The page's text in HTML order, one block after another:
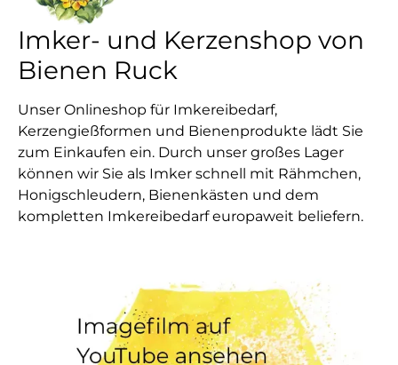
Imker- und Kerzenshop von
Bienen Ruck
Unser Onlineshop für Imkereibedarf,
Kerzengießformen und Bienenprodukte lädt Sie
zum Einkaufen ein. Durch unser großes Lager
können wir Sie als Imker schnell mit Rähmchen,
Honigschleudern, Bienenkästen und dem
kompletten Imkereibedarf europaweit beliefern.